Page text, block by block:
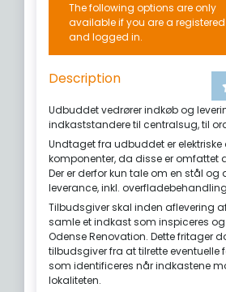
The following options are only
available if you are a
and logged in.
Description
Udbuddet vedrører indkøb og
indkaststandere til centralsug, til
Undtaget fra udbuddet er
komponenter, da disse er omfattet
Der er derfor kun tale om en stål
leverance, inkl.
Tilbudsgiver skal inden aflevering
samle et indkast som inspiceres
Odense Renovation. Dette fritager
tilbudsgiver fra at tilrette eventuelle
som identificeres når indkastene
lokaliteten.